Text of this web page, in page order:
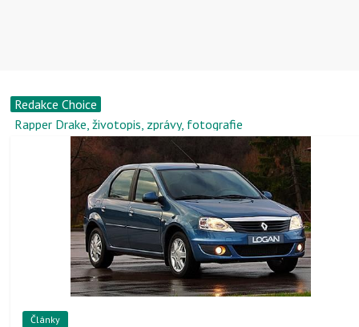
Redakce Choice
Rapper Drake, životopis, zprávy, fotografie
Kovové dveře s obložením MDF
Rapper Aljay, životopis, zprávy, fotografie
Rapper Endgame, životopis, zprávy, fotografie
CYGO rapper, životopis, zprávy, fotografie
Články